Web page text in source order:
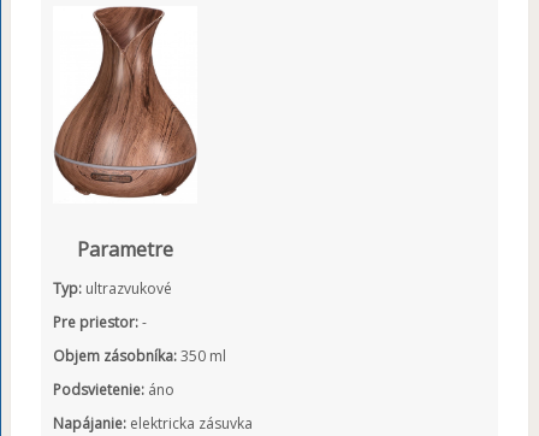
Parametre
Typ:ultrazvukové
Pre priestor:-
Objem zásobníka:350 ml
Podsvietenie:áno
Napájanie:elektricka zásuvka